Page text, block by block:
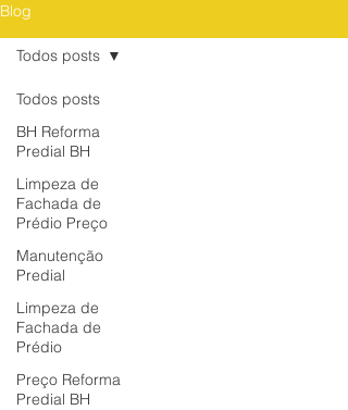
Blog
Todos posts
BH Reforma
Predial BH
Limpeza de
Fachada de
Prédio Preço
Manutenção
Predial
Limpeza de
Fachada de
Prédio
Preço Reforma
Predial BH
Todos posts